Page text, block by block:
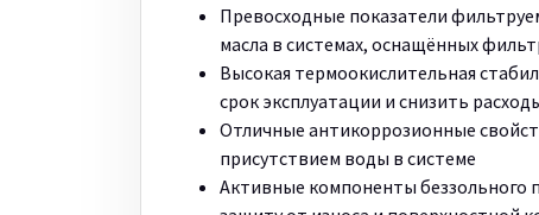
Превосходные показатели
масла в системах, оснащённых
Высокая термоокислительная
срок эксплуатации и снизить
Отличные антикоррозионные
присутствием воды в системе
Активные компоненты беззольного